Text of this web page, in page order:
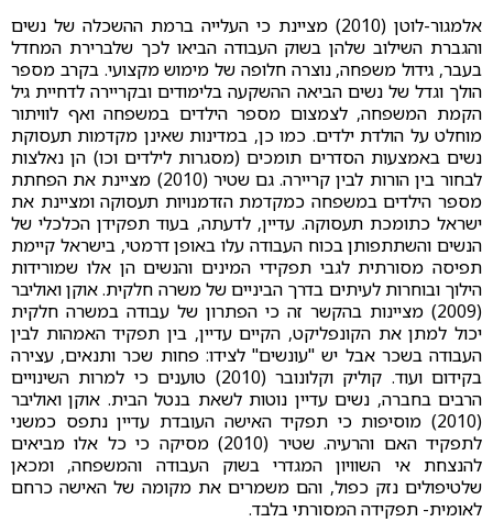
אלמגור-לוטן (2010) מציינת כי העלייה ברמת ההשכלה של נשים
והגברת השילוב שלהן בשוק העבודה הביאו לכך שלברירת המחדל
בעבר, גידול משפחה, נוצרה חלופה של מימוש מקצועי. בקרב מספר
הולך וגדל של נשים הביאה ההשקעה בלימודים ובקריירה לדחיית גיל
הקמת המשפחה, לצמצום מספר הילדים במשפחה ואף לוויתור
מוחלט על הולדת ילדים. כמו כן, במדינות שאינן מקדמות תעסוקת
נשים באמצעות הסדרים תומכים (מסגרות לילדים וכו) הן נאלצות
לבחור בין הורות לבין קריירה. גם שטיר (2010) מציינת את הפחתת
מספר הילדים במשפחה כמקדמת הזדמנויות תעסוקה ומציינת את
ישראל כתומכת תעסוקה. עדיין, לדעתה, בעוד תפקידן הכלכלי של
הנשים והשתתפותן בכוח העבודה עלו באופן דרמטי, בישראל קיימת
תפיסה מסורתית לגבי תפקידי המינים והנשים הן אלו שמורידות
הילוך ובוחרות לעיתים בדרך הביניים של משרה חלקית. אוקן ואוליבר
(2009) מציינות בהקשר זה כי הפתרון של עבודה במשרה חלקית
יכול למתן את הקונפליקט, הקיים עדיין, בין תפקיד האמהות לבין
העבודה בשכר אבל יש "עונשים" לצידו: פחות שכר ותנאים, עצירה
בקידום ועוד. קוליק וקלונובר (2010) טוענים כי למרות השינויים
הרבים בחברה, נשים עדיין נוטות לשאת בנטל הבית. אוקן ואוליבר
(2010) מוסיפות כי תפקיד האישה העובדת עדיין נתפס כמשני
לתפקיד האם והרעיה. שטיר (2010) מסיקה כי כל אלו מביאים
להנצחת אי השוויון המגדרי בשוק העבודה והמשפחה, ומכאן
שלטיפולים נזק כפול, והם משמרים את מקומה של האישה כרחם
לאומית- תפקידה המסורתי בלבד.